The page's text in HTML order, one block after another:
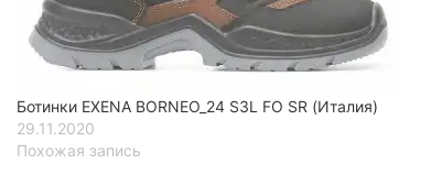
Ботинки EXENA BORNEO_24 S3L FO SR (Италия)
29.11.2020
Похожая запись